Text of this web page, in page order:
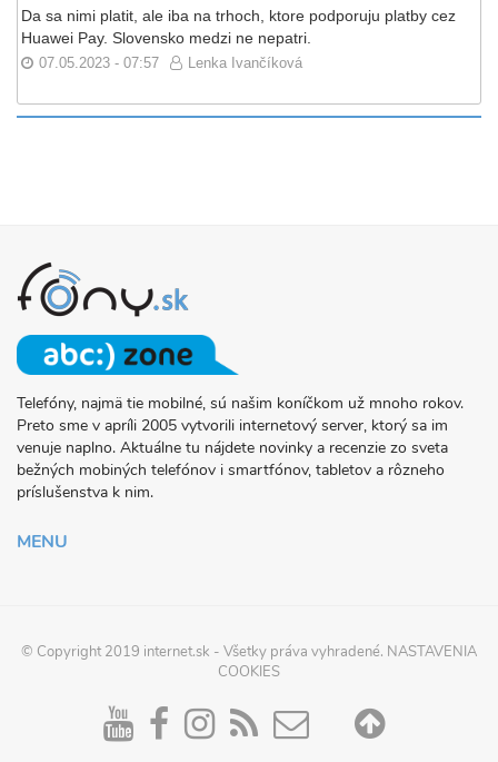
Da sa nimi platit, ale iba na trhoch, ktore podporuju platby cez
Huawei Pay. Slovensko medzi ne nepatri.
07.05.2023 - 07:57 Lenka Ivančíková
O
PROJEKTE
FONY.SK
Telefóny, najmä tie mobilné, sú našim koníčkom už mnoho rokov.
Preto sme v apríli 2005 vytvorili internetový server, ktorý sa im
venuje naplno. Aktuálne tu nájdete novinky a recenzie zo sveta
bežných mobiných telefónov i smartfónov, tabletov a rôzneho
príslušenstva k nim.
MENU
© Copyright 2019 internet.sk - Všetky práva vyhradené. NASTAVENIA
COOKIES